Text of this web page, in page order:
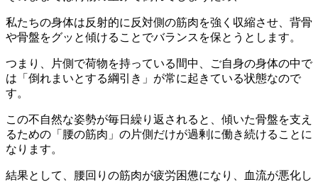
私たちの身体は反射的に反対側の筋肉を強く収縮させ、背骨
や骨盤をグッと傾けることでバランスを保とうとします。
つまり、片側で荷物を持っている間中、ご自身の身体の中で
は「倒れまいとする綱引き」が常に起きている状態なので
す。
この不自然な姿勢が毎日繰り返されると、傾いた骨盤を支え
るための「腰の筋肉」の片側だけが過剰に働き続けることに
なります。
結果として、腰回りの筋肉が疲労困憊になり、血流が悪化し